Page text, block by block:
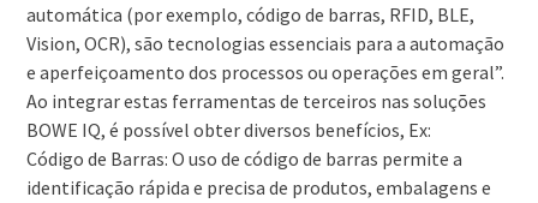
automática (por exemplo, código de barras, RFID, BLE,
Vision, OCR), são tecnologias essenciais para a automação
e aperfeiçoamento dos processos ou operações em geral”.
Ao integrar estas ferramentas de terceiros nas soluções
BOWE IQ, é possível obter diversos benefícios, Ex:
Código de Barras: O uso de código de barras permite a
identificação rápida e precisa de produtos, embalagens e